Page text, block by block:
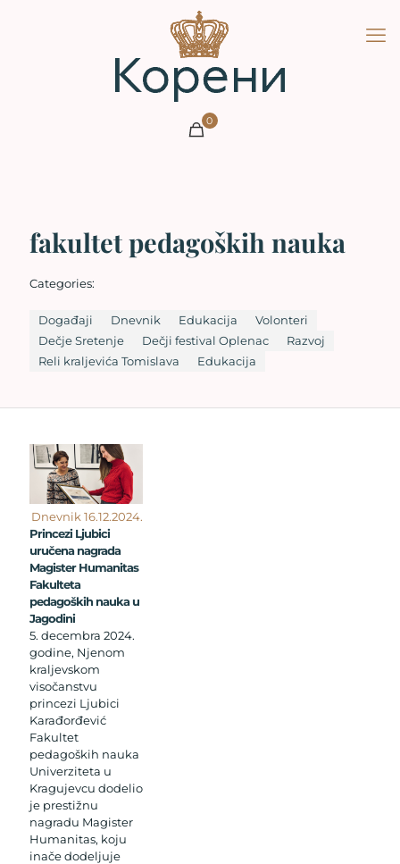
0
fakultet pedagoških nauka
Categories:
Događaji Dnevnik Edukacija
Volonteri
Dečje Sretenje
Dečji festival Oplenac
Razvoj
Reli kraljevića Tomislava
Edukacija
Dnevnik 16.12.2024.
Princezi Ljubici
uručena nagrada
Magister Humanitas
Fakulteta
pedagoških nauka u
Jagodini
5. decembra 2024.
godine, Njenom
kraljevskom
visočanstvu
princezi Ljubici
Karađorđević
Fakultet
pedagoških nauka
Univerziteta u
Kragujevcu dodelio
je prestižnu
nagradu Magister
Humanitas, koju
inače dodeljuje